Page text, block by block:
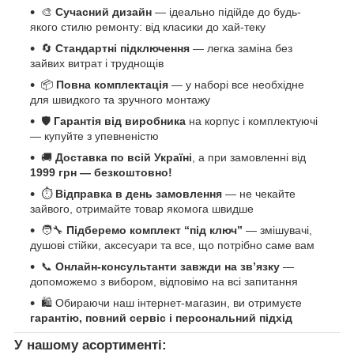
🎨 Сучасний дизайн — ідеально підійде до будь-
якого стилю ремонту: від класики до хай-теку
🔄 Стандартні підключення — легка заміна без
зайвих витрат і труднощів
📦 Повна комплектація — у наборі все необхідне
для швидкого та зручного монтажу
🛡️ Гарантія від виробника на корпус і комплектуючі
— купуйте з упевненістю
🚚 Доставка по всій Україні , а при замовленні від
1999 грн — безкоштовно!
⏱️ Відправка в день замовлення — не чекайте
зайвого, отримайте товар якомога швидше
🧑‍🔧 Підберемо комплект “під ключ” — змішувачі,
душові стійки, аксесуари та все, що потрібно саме вам
📞 Онлайн-консультанти завжди на зв’язку —
допоможемо з вибором, відповімо на всі запитання
🛍️ Обираючи наш інтернет-магазин, ви отримуєте
гарантію, повний сервіс і персональний підхід
У нашому асортименті: